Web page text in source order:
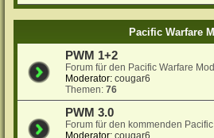
Pacific Warfare
PWM 1+2
Forum für den Pacific Warfare
Moderator: cougar6
Themen:76
PWM 3.0
Forum für den kommenden
Moderator: cougar6